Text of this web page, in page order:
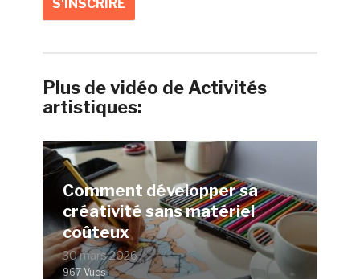
Plus de vidéo de Activités
artistiques:
Comment développer sa
créativité sans matériel
coûteux
30 mars 2026
967 Vues